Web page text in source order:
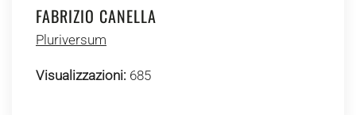
FABRIZIO CANELLA
Pluriversum
Visualizzazioni: 685